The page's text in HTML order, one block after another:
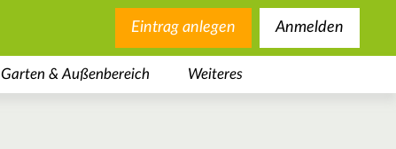
Eintrag anlegen Anmelden
Garten & Außenbereich Weiteres